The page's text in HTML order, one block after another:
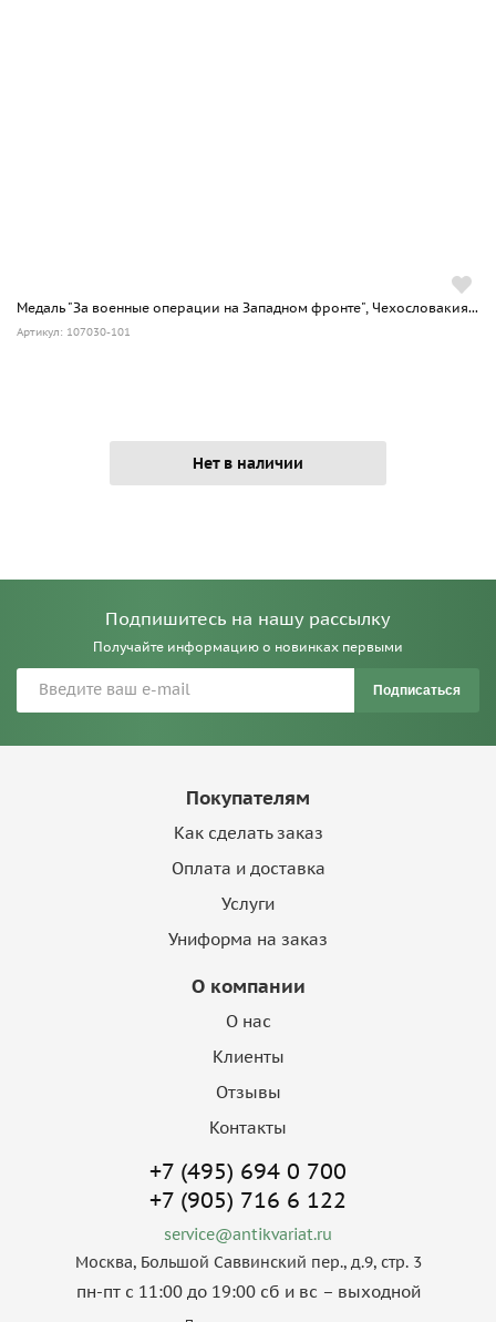
Медаль "За военные операции на Западном фронте", Чехословакия...
Артикул: 107030-101
Нет в наличии
Подпишитесь на нашу рассылку
Получайте информацию о новинках первыми
Подписаться
Покупателям
Как сделать заказ
Оплата и доставка
Услуги
Униформа на заказ
О компании
О нас
Клиенты
Отзывы
Контакты
+7 (495) 694 0 700
+7 (905) 716 6 122
service@antikvariat.ru
Москва, Большой Саввинский пер., д.9, стр. 3
пн-пт с 11:00 до 19:00 сб и вс – выходной